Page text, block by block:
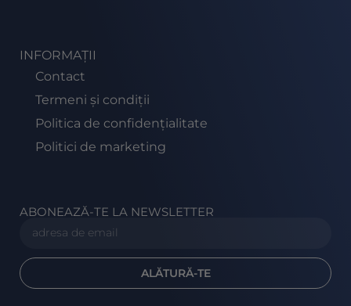
INFORMAȚII
Contact
Termeni și condiții
Politica de confidențialitate
Politici de marketing
ABONEAZĂ-TE LA NEWSLETTER
ALĂTURĂ-TE